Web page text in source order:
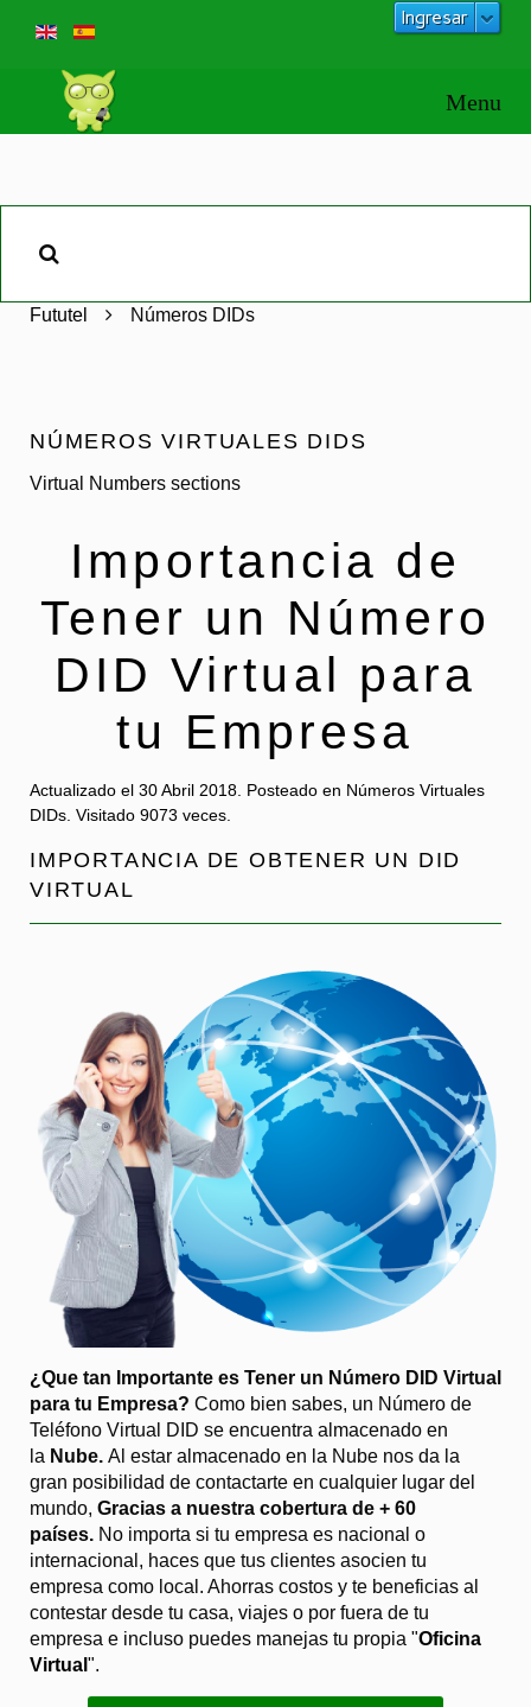
Ingresar
Fututel Números DIDs
NÚMEROS VIRTUALES DIDS
Virtual Numbers sections
Importancia de
Tener un Número
DID Virtual para
tu Empresa
Actualizado el 30 Abril 2018 . Posteado en Números Virtuales
DIDs. Visitado 9073 veces.
IMPORTANCIA DE OBTENER UN DID
VIRTUAL
¿Que tan Importante es Tener un Número DID Virtual
para tu Empresa? Como bien sabes, un Número de
Teléfono Virtual DID se encuentra almacenado en
la Nube. Al estar almacenado en la Nube nos da la
gran posibilidad de contactarte en cualquier lugar del
mundo, Gracias a nuestra cobertura de + 60
países. No importa si tu empresa es nacional o
internacional, haces que tus clientes asocien tu
empresa como local. Ahorras costos y te beneficias al
contestar desde tu casa, viajes o por fuera de tu
empresa e incluso puedes manejas tu propia "Oficina
Virtual ".